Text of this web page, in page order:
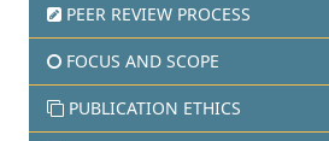
PEER REVIEW PROCESS
FOCUS AND SCOPE
PUBLICATION ETHICS